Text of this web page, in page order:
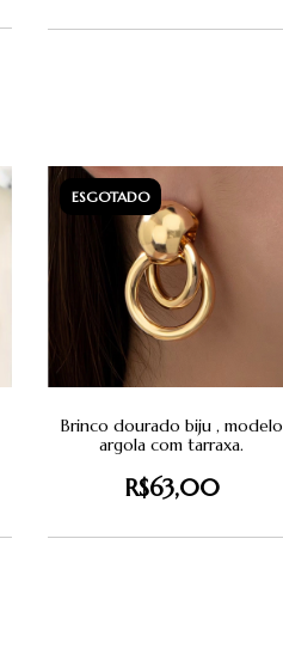
ESGOTADO
Brinco dourado biju , modelo
argola com tarraxa.
R$63,00